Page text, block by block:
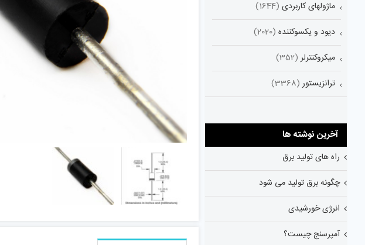
ماژولهای کاربردی (1644)
دیود و یکسوکننده (2020)
میکروکنترلر (352)
ترانزیستور (3368)
آخرین نوشته ها
راه های تولید برق
چگونه برق تولید می شود
انرژی خورشیدی
آمپرسنج چیست؟